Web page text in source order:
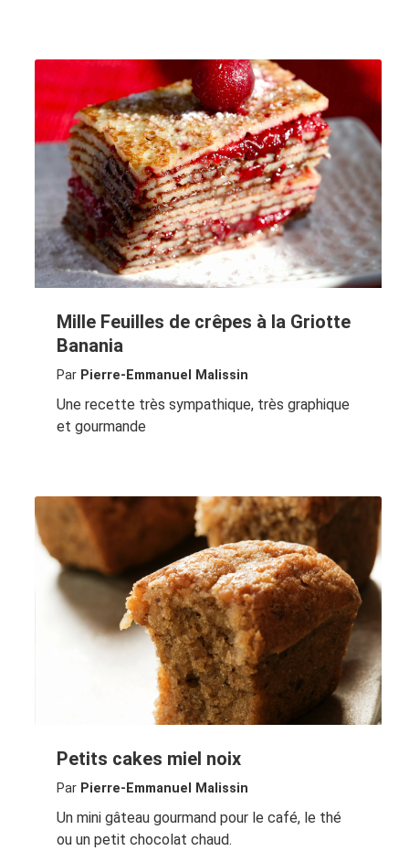
Mille Feuilles de crêpes à la Griotte
Banania
Par Pierre-Emmanuel Malissin
Une recette très sympathique, très graphique
et gourmande
Petits cakes miel noix
Par Pierre-Emmanuel Malissin
Un mini gâteau gourmand pour le café, le thé
ou un petit chocolat chaud.